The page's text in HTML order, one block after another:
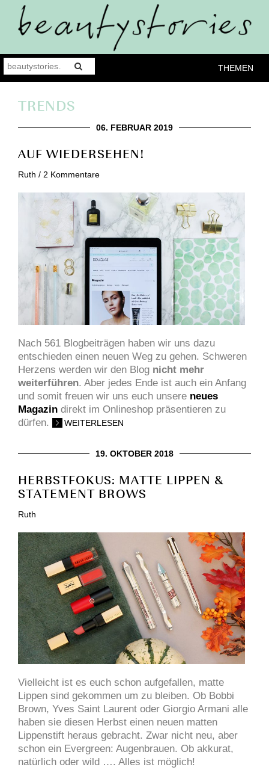
THEMEN
TRENDS
06. FEBRUAR 2019
AUF WIEDERSEHEN!
Ruth / 2 Kommentare
Nach 561 Blogbeiträgen haben wir uns dazu
entschieden einen neuen Weg zu gehen. Schweren
Herzens werden wir den Blog nicht mehr
weiterführen. Aber jedes Ende ist auch ein Anfang
und somit freuen wir uns euch unsere neues
Magazin direkt im Onlineshop präsentieren zu
dürfen.
WEITERLESEN
19. OKTOBER 2018
HERBSTFOKUS: MATTE LIPPEN &
STATEMENT BROWS
Ruth
Vielleicht ist es euch schon aufgefallen, matte
Lippen sind gekommen um zu bleiben. Ob Bobbi
Brown, Yves Saint Laurent oder Giorgio Armani alle
haben sie diesen Herbst einen neuen matten
Lippenstift heraus gebracht. Zwar nicht neu, aber
schon ein Evergreen: Augenbrauen. Ob akkurat,
natürlich oder wild …. Alles ist möglich!